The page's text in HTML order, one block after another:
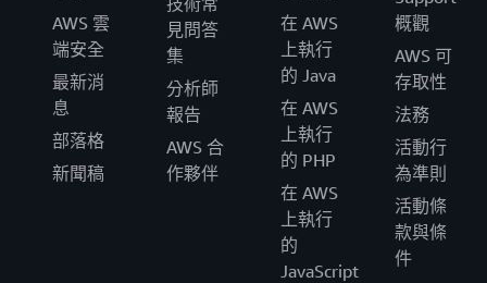
AWS 雲
端安全
最新消
息
部落格
新聞稿
見問答
集
分析師
報告
AWS 合
作夥伴
在 AWS
上執行
的 Java
在 AWS
上執行
的 PHP
在 AWS
上執行
的
JavaScript
概觀
AWS 可
存取性
法務
活動行
為準則
活動條
款與條
件